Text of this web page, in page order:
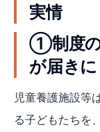
実情
①制度の
が届き
児童養護施設等
る子どもたちを